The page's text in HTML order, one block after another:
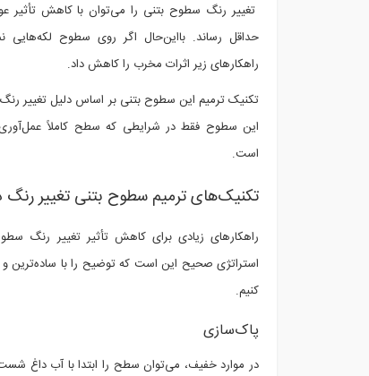
تغییر رنگ سطوح بتنی را می‌توان با کاهش تأثیر
حداقل رساند. بااین‌حال اگر روی سطوح لکه‌هایی
راهکارهای زیر اثرات مخرب را کاهش داد.
تکنیک ترمیم این سطوح بتنی بر اساس دلیل تغییر
این سطوح فقط در شرایطی که سطح کاملاً
است.
تکنیک‌های ترمیم سطوح بتنی تغییر رنگ
راهکارهای زیادی برای کاهش تأثیر تغییر رنگ
استراتژی صحیح این است که توضیح را با ساده‌ترین
کنیم.
پاک‌سازی
در موارد خفیف، می‌توان سطح را ابتدا با آب داغ